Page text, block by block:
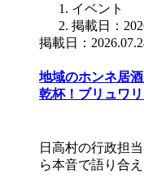
イベント
掲載日：
掲載日：
地域のホンネ居
乾杯！ブリュワ
日高村の行政担
ら本音で語り合